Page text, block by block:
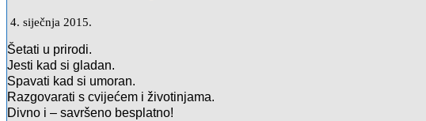
4. siječnja 2015.
Šetati u prirodi.
Jesti kad si gladan.
Spavati kad si umoran.
Razgovarati s cvijećem i životinjama.
Divno i – savršeno besplatno!